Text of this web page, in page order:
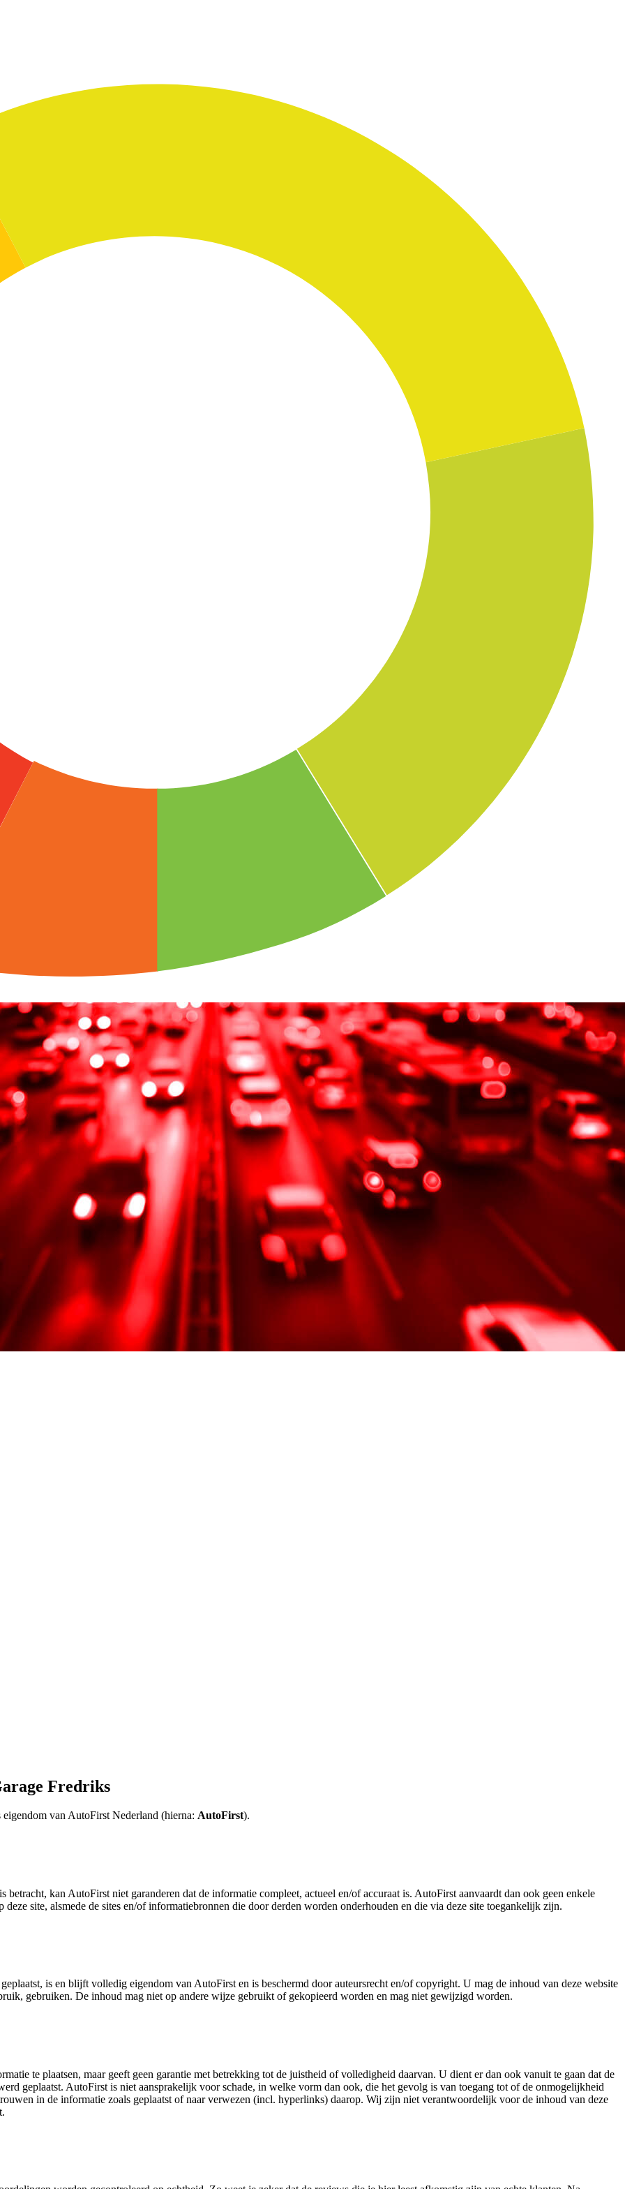
Fredriks
van AutoFirst Nederland (hierna: AutoFirst).
kan AutoFirst niet garanderen dat de informatie compleet, actueel en/of accuraat is. AutoFirst aanvaardt dan ook geen enkele
site, alsmede de sites en/of informatiebronnen die door derden worden onderhouden en die via deze site toegankelijk zijn.
is en blijft volledig eigendom van AutoFirst en is beschermd door auteursrecht en/of copyright. U mag de inhoud van deze website
gebruiken. De inhoud mag niet op andere wijze gebruikt of gekopieerd worden en mag niet gewijzigd worden.
te plaatsen, maar geeft geen garantie met betrekking tot de juistheid of volledigheid daarvan. U dient er dan ook vanuit te gaan dat de
geplaatst. AutoFirst is niet aansprakelijk voor schade, in welke vorm dan ook, die het gevolg is van toegang tot of de onmogelijkheid
in de informatie zoals geplaatst of naar verwezen (incl. hyperlinks) daarop. Wij zijn niet verantwoordelijk voor de inhoud van deze